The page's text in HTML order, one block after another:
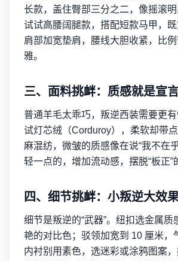
长款，盖住臀部三分之二，像摇滚
试试高腰阔腿款，搭配短款马甲，既
肩部加宽垫肩，腰线大胆收紧，比
雅。
三、面料挑衅：质感就是宣
普通羊毛太乖巧，叛逆西装需要更
试灯芯绒（Corduroy），柔软却带
麻混纺，微皱的质感像在说“我不在
轻一点的，增加流动感，摆脱“板正”
四、细节挑衅：小叛逆大效
细节是叛逆的“武器”。纽扣选金属质
艳的对比色；驳领加宽到 10 厘米，
内衬别用素色，选迷彩或涂鸦图案